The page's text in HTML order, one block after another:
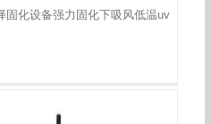
固化设备强力固化下吸风低温uv